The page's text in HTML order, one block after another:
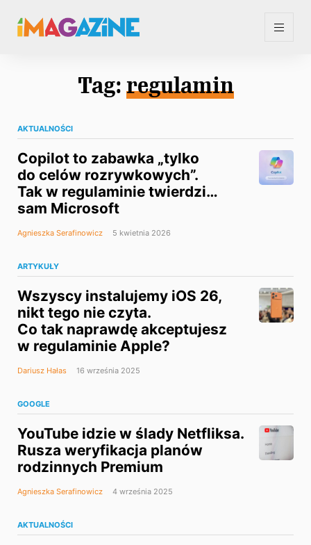
Tag: regulamin
AKTUALNOŚCI
Copilot to zabawka „tylko
do celów rozrywkowych”.
Tak w regulaminie twierdzi…
sam Microsoft
Agnieszka Serafinowicz 5 kwietnia 2026
ARTYKUŁY
Wszyscy instalujemy iOS 26,
nikt tego nie czyta.
Co tak naprawdę akceptujesz
w regulaminie Apple?
Dariusz Hałas 16 września 2025
GOOGLE
YouTube idzie w ślady Netfliksa.
Rusza weryfikacja planów
rodzinnych Premium
Agnieszka Serafinowicz 4 września 2025
AKTUALNOŚCI